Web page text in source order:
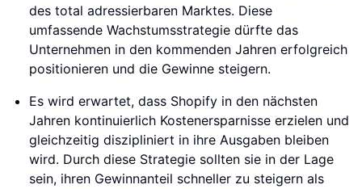
des total adressierbaren Marktes. Diese
umfassende Wachstumsstrategie dürfte das
Unternehmen in den kommenden Jahren erfolgreich
positionieren und die Gewinne steigern.
Es wird erwartet, dass Shopify in den nächsten
Jahren kontinuierlich Kostenersparnisse erzielen und
gleichzeitig diszipliniert in ihre Ausgaben bleiben
wird. Durch diese Strategie sollten sie in der Lage
sein, ihren Gewinnanteil schneller zu steigern als